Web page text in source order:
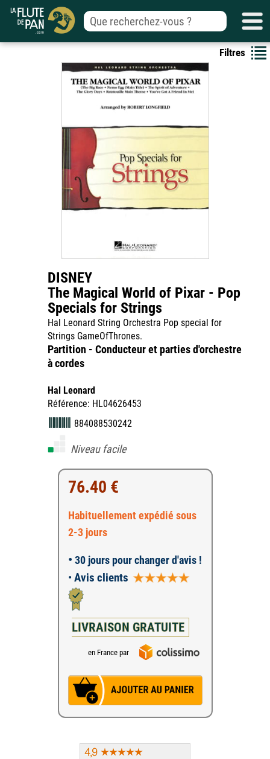
Filtres
DISNEY
The Magical World of Pixar - Pop
Specials for Strings
Hal Leonard String Orchestra Pop special for
Strings GameOfThrones.
Partition - Conducteur et parties d'orchestre
à cordes
Hal Leonard
Référence: HL04626453
884088530242
Niveau facile
76.40 €
Habituellement expédié sous
2-3 jours
• 30 jours pour changer d'avis !
• Avis clients
LIVRAISON GRATUITE
en France par